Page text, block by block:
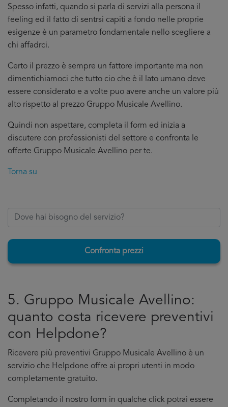
Spesso infatti, quando si parla di servizi alla persona il
feeling ed il fatto di sentrsi capiti a fondo nelle proprie
esigenze è un parametro fondamentale nello scegliere a
chi affadrci.
Certo il prezzo è sempre un fattore importante ma non
dimentichiamoci che tutto cio che è il lato umano deve
essere considerato e a volte puo avere anche un valore più
alto rispetto al prezzo Gruppo Musicale Avellino.
Quindi non aspettare, completa il form ed inizia a
discutere con professionisti del settore e confronta le
offerte Gruppo Musicale Avellino per te.
Torna su
Confronta prezzi
5. Gruppo Musicale Avellino:
quanto costa ricevere preventivi
con Helpdone?
Ricevere più preventivi Gruppo Musicale Avellino è un
servizio che Helpdone offre ai propri utenti in modo
completamente gratuito.
Completando il nostro form in qualche click potrai essere